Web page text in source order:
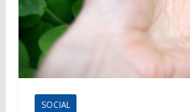
SOCIAL